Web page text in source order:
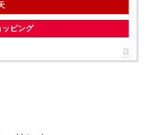
ピング